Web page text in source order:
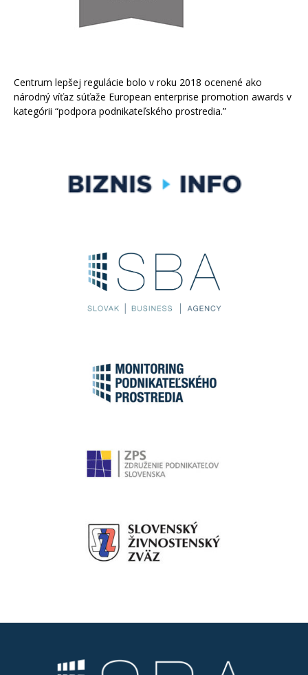
Centrum lepšej regulácie bolo v roku 2018 ocenené ako
národný víťaz súťaže European enterprise promotion awards v
kategórii “podpora podnikateľského prostredia.”